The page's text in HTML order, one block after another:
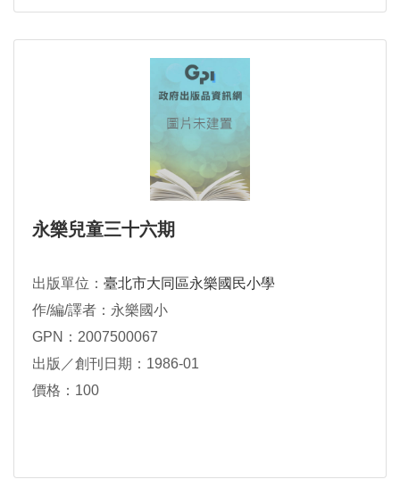
永樂兒童三十六期
出版單位： 臺北市大同區永樂國民小學
作/編/譯者：永樂國小
GPN：2007500067
出版／創刊日期：1986-01
價格：100